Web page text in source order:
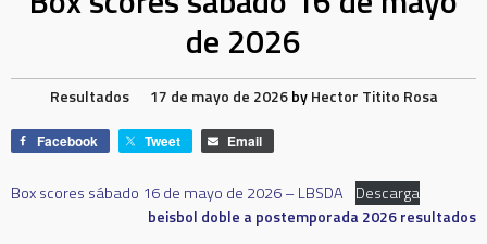
de 2026
Resultados 17 de mayo de 2026 byHector Titito Rosa
Facebook Tweet Email
Box scores sábado 16 de mayo de 2026 – LBSDA Descarga
beisbol doble apostemporada 2026resultados